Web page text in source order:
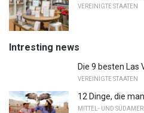
VEREINIGTE STAATEN
Intresting news
Die 9 besten Las
VEREINIGTE STAATEN
12 Dinge, die
MITTEL- UND